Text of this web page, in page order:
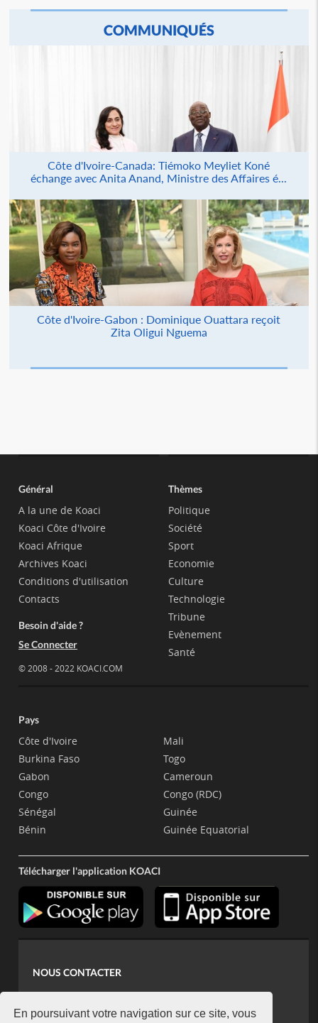
En poursuivant votre navigation sur ce site, vous
COMMUNIQUÉS
Côte d'Ivoire-Canada: Tiémoko Meyliet Koné
échange avec Anita Anand, Ministre des Affaires é...
Côte d'Ivoire-Gabon : Dominique Ouattara reçoit
Zita Oligui Nguema
Général
A la une de Koaci
Koaci Côte d'Ivoire
Koaci Afrique
Archives Koaci
Conditions d'utilisation
Contacts
Besoin d'aide ?
Se Connecter
© 2008 - 2022 KOACI.COM
Thèmes
Politique
Société
Sport
Economie
Culture
Technologie
Tribune
Evènement
Santé
Pays
Côte d'Ivoire
Burkina Faso
Gabon
Congo
Sénégal
Bénin
Mali
Togo
Cameroun
Congo (RDC)
Guinée
Guinée Equatorial
Télécharger l'application KOACI
NOUS CONTACTER
koaci@yahoo.fr